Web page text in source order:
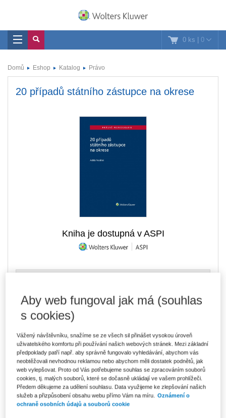
0 ks | 0
Domů Eshop Katalog Právo
20 případů státního zástupce na okrese
Kniha je dostupná v ASPI
DMOC 549 Kč
E-kniha Smarteca + soubory ke stažení
Co je Smarteca?
Kde najdu soubory e-knih?
666 Kč
Ušetříte 350 Kč
DMOC 1 016 Kč
Balíček - Tištěná kniha + E-kniha
Smarteca + soubory ke stažení
Vyprodáno
Co je Smarteca?
Aby web fungoval jak má (souhlas
s cookies)
Vážený návštěvníku, snažíme se ze všech sil přinášet vysokou úroveň
uživatelského komfortu při používání našich webových stránek. Mezi základní
předpoklady patří např. aby správně fungovalo vyhledávání, abychom vás
neobtěžovali nevhodnou reklamou nebo abychom měli dostatek podnětů, jak
web vylepšovat. Proto od Vás potřebujeme souhlas se zpracováním souborů
cookies, tj. malých souborů, které se dočasně ukládají ve vašem prohlížeči.
Předem děkujeme za udělení souhlasu. Data využijeme ke zlepšování našich
služeb a přizpůsobení obsahu webu přímo Vám na míru. Oznámení o
ochraně osobních údajů a souborů cookie